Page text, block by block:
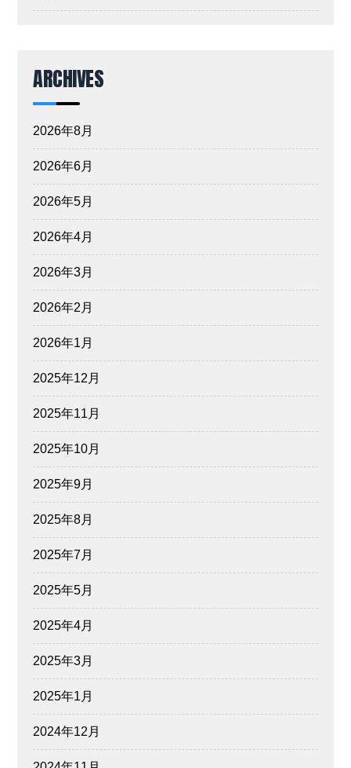
ARCHIVES
2026年8月
2026年6月
2026年5月
2026年4月
2026年3月
2026年2月
2026年1月
2025年12月
2025年11月
2025年10月
2025年9月
2025年8月
2025年7月
2025年5月
2025年4月
2025年3月
2025年1月
2024年12月